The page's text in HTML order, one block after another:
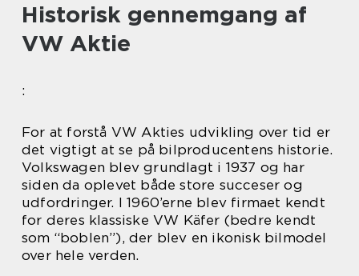
Historisk gennemgang af
VW Aktie
:
For at forstå VW Akties udvikling over tid er
det vigtigt at se på bilproducentens historie.
Volkswagen blev grundlagt i 1937 og har
siden da oplevet både store succeser og
udfordringer. I 1960’erne blev firmaet kendt
for deres klassiske VW Käfer (bedre kendt
som “boblen”), der blev en ikonisk bilmodel
over hele verden.